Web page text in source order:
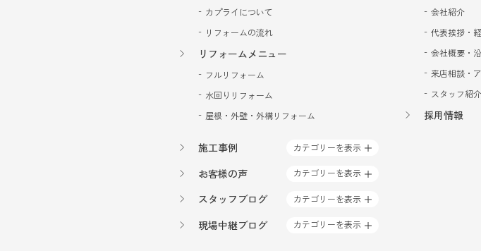
際、３社に見積もりをお願いしました。その時カプライの営
りをお願いしました。するとその方は、退職されていて別の
の方以上に信頼できそうな気がしました。今回は、社長さん
リーを作れば、今と同じ収納力はあるし明るくなりますよと
相見積もりをして頂くのですが、値上げの時期との関係もあ
た😥工期は２週間の予定、担当者の方は毎日来て下さり、設
て来るのかなぁとか感じました。その時々の不安や要望にも
4 years ago
た。担当して頂いた営業さんが非常に感じが良く機転の利く
カプライについて
リフォームの流れ
リフォームメニュー
フルリフォーム
水回りリフォーム
屋根・外壁・外構リフォーム
会社紹介
代表挨拶・
会社概要・
来店相談・
スタッフ紹介
採用情報
施工事例 カテゴリーを表示
お客様の声 カテゴリーを表示
スタッフブログ カテゴリーを表示
現場中継ブログ カテゴリーを表示